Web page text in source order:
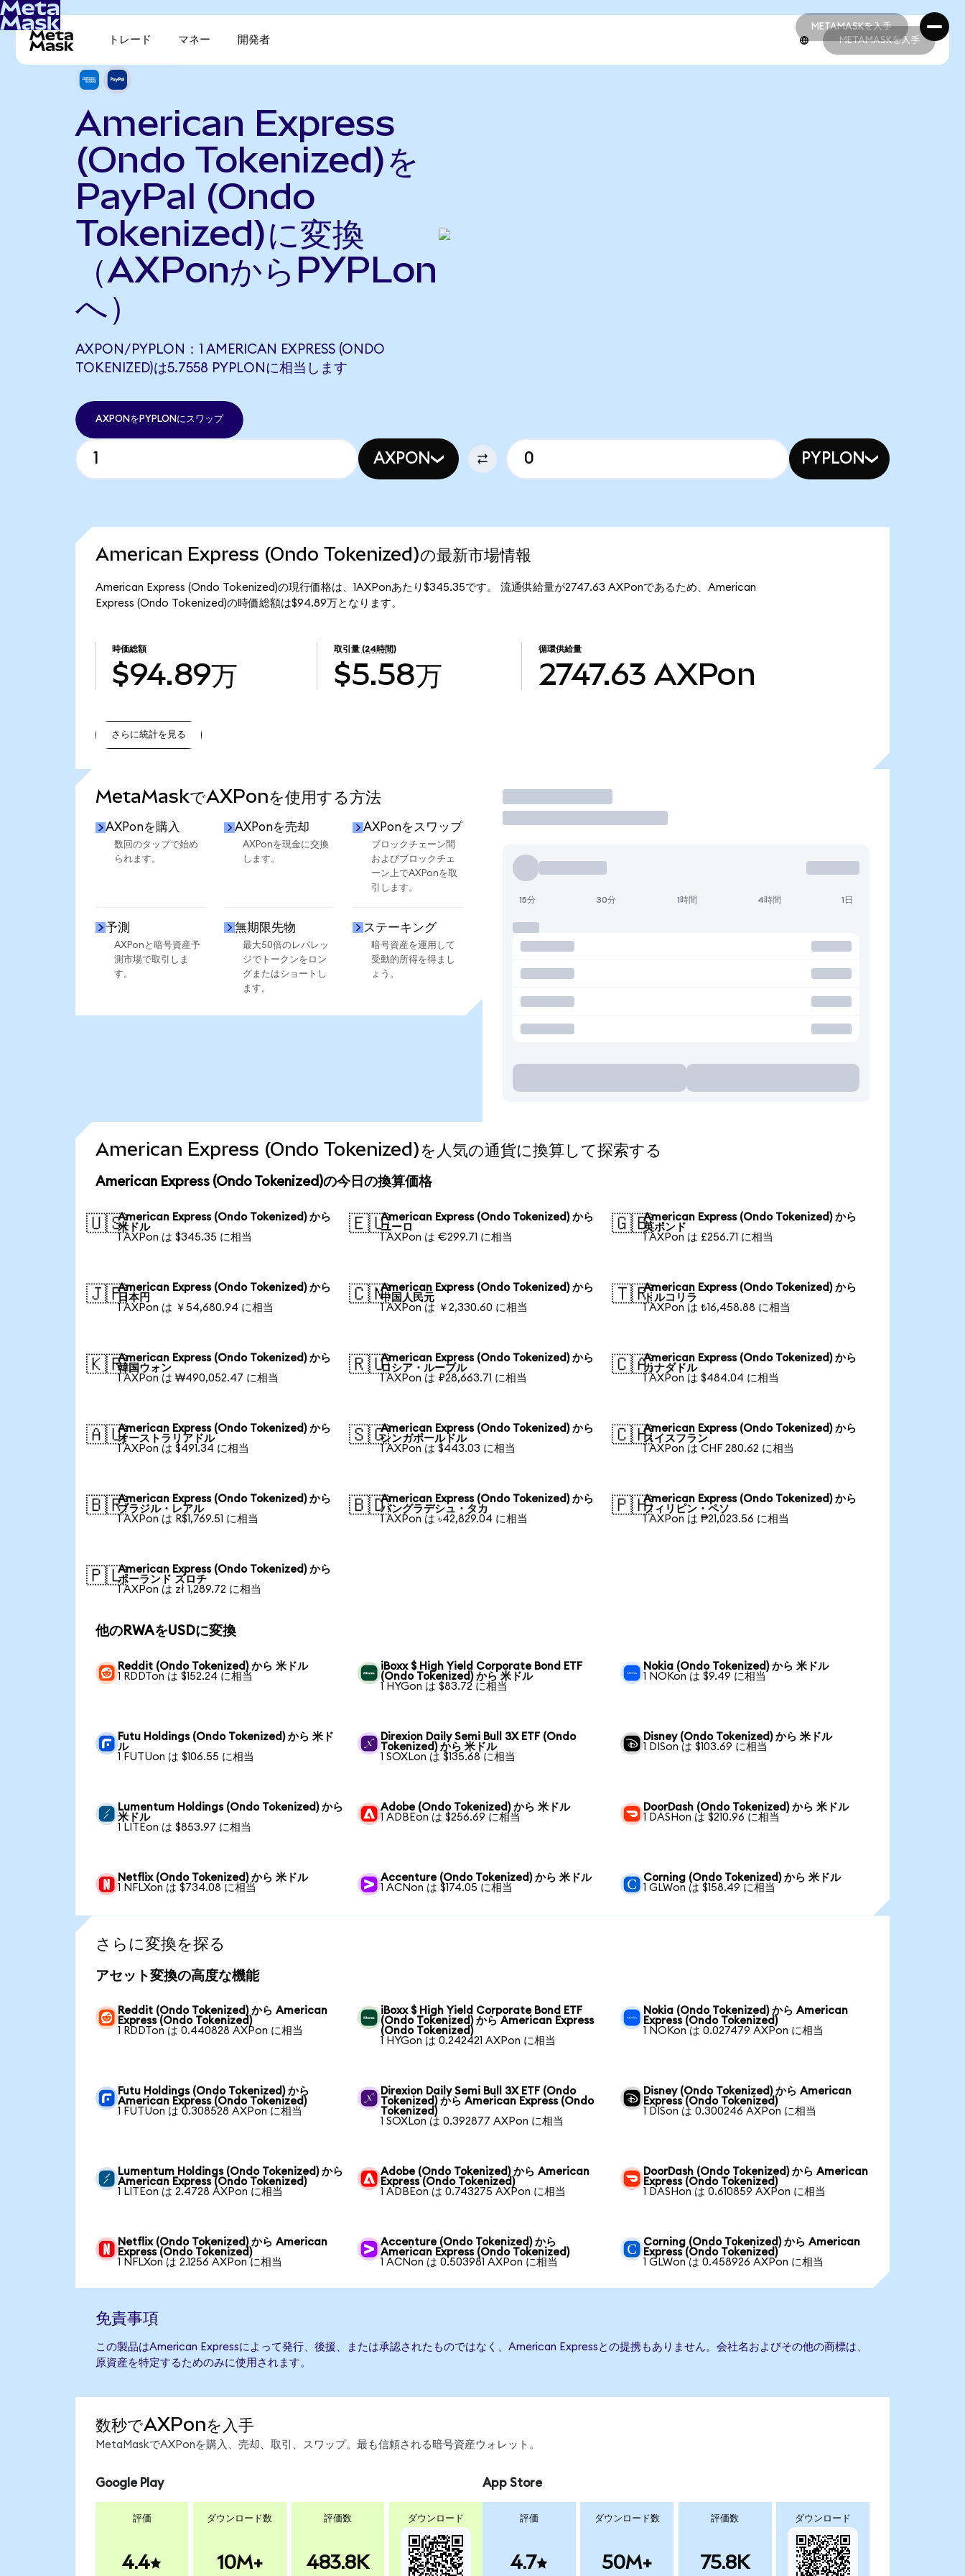
METAMASKを入手
METAMASKを入手
トレード マネー 開発者 METAMASKを入手
American Express
(Ondo Tokenized)を
PayPal (Ondo
Tokenized)に変換
（AXPonからPYPLon
へ）
AXPON/PYPLON：1 AMERICAN EXPRESS (ONDO
TOKENIZED)は5.7558 PYPLONに相当します
AXPONをPYPLONにスワップ
AXPON PYPLON
American Express (Ondo Tokenized)の最新市場情報
American Express (Ondo Tokenized)の現行価格は、1AXPonあたり$345.35です。 流通供給量が2747.63 AXPonであるため、American
Express (Ondo Tokenized)の時価総額は$94.89万となります。
時価総額
$94.89万
取引量 (24時間)
$5.58万
循環供給量
2747.63 AXPon
さらに統計を見る
MetaMaskでAXPonを使用する方法
AXPonを購入
数回のタップで始め
られます。
AXPonを売却
AXPonを現金に交換
します。
AXPonをスワップ
ブロックチェーン間
およびブロックチェ
ーン上でAXPonを取
引します。
予測
AXPonと暗号資産予
測市場で取引しま
す。
無期限先物
最大50倍のレバレッ
ジでトークンをロン
グまたはショートし
ます。
ステーキング
暗号資産を運用して
受動的所得を得まし
ょう。
取引
15分 30分 1時間 4時間 1日
American Express (Ondo Tokenized)を人気の通貨に換算して探索する
American Express (Ondo Tokenized)の今日の換算価格
🇺🇸American Express (Ondo Tokenized) から
米ドル
1 AXPon は $345.35 に相当
🇪🇺American Express (Ondo Tokenized) から
ユーロ
1 AXPon は €299.71 に相当
🇬🇧American Express (Ondo Tokenized) から
英ポンド
1 AXPon は £256.71 に相当
🇯🇵American Express (Ondo Tokenized) から
日本円
1 AXPon は ￥54,680.94 に相当
🇨🇳American Express (Ondo Tokenized) から
中国人民元
1 AXPon は ￥2,330.60 に相当
🇹🇷American Express (Ondo Tokenized) から
トルコリラ
1 AXPon は ₺16,458.88 に相当
🇰🇷American Express (Ondo Tokenized) から
韓国ウォン
1 AXPon は ₩490,052.47 に相当
🇷🇺American Express (Ondo Tokenized) から
ロシア・ルーブル
1 AXPon は ₽28,663.71 に相当
🇨🇦American Express (Ondo Tokenized) から
カナダドル
1 AXPon は $484.04 に相当
🇦🇺American Express (Ondo Tokenized) から
オーストラリアドル
1 AXPon は $491.34 に相当
🇸🇬American Express (Ondo Tokenized) から
シンガポールドル
1 AXPon は $443.03 に相当
🇨🇭American Express (Ondo Tokenized) から
スイスフラン
1 AXPon は CHF 280.62 に相当
🇧🇷American Express (Ondo Tokenized) から
ブラジル・レアル
1 AXPon は R$1,769.51 に相当
🇧🇩American Express (Ondo Tokenized) から
バングラデシュ・タカ
1 AXPon は ৳42,829.04 に相当
🇵🇭American Express (Ondo Tokenized) から
フィリピン・ペソ
1 AXPon は ₱21,023.56 に相当
🇵🇱American Express (Ondo Tokenized) から
ポーランド ズロチ
1 AXPon は zł 1,289.72 に相当
他のRWAをUSDに変換
Reddit (Ondo Tokenized) から 米ドル
1 RDDTon は $152.24 に相当
iBoxx $ High Yield Corporate Bond ETF
(Ondo Tokenized) から 米ドル
1 HYGon は $83.72 に相当
Nokia (Ondo Tokenized) から 米ドル
1 NOKon は $9.49 に相当
Futu Holdings (Ondo Tokenized) から 米ド
ル
1 FUTUon は $106.55 に相当
Direxion Daily Semi Bull 3X ETF (Ondo
Tokenized) から 米ドル
1 SOXLon は $135.68 に相当
Disney (Ondo Tokenized) から 米ドル
1 DISon は $103.69 に相当
Lumentum Holdings (Ondo Tokenized) から
米ドル
1 LITEon は $853.97 に相当
Adobe (Ondo Tokenized) から 米ドル
1 ADBEon は $256.69 に相当
DoorDash (Ondo Tokenized) から 米ドル
1 DASHon は $210.96 に相当
Netflix (Ondo Tokenized) から 米ドル
1 NFLXon は $734.08 に相当
Accenture (Ondo Tokenized) から 米ドル
1 ACNon は $174.05 に相当
Corning (Ondo Tokenized) から 米ドル
1 GLWon は $158.49 に相当
さらに変換を探る
アセット変換の高度な機能
Reddit (Ondo Tokenized) から American
Express (Ondo Tokenized)
1 RDDTon は 0.440828 AXPon に相当
iBoxx $ High Yield Corporate Bond ETF
(Ondo Tokenized) から American Express
(Ondo Tokenized)
1 HYGon は 0.242421 AXPon に相当
Nokia (Ondo Tokenized) から American
Express (Ondo Tokenized)
1 NOKon は 0.027479 AXPon に相当
Futu Holdings (Ondo Tokenized) から
American Express (Ondo Tokenized)
1 FUTUon は 0.308528 AXPon に相当
Direxion Daily Semi Bull 3X ETF (Ondo
Tokenized) から American Express (Ondo
Tokenized)
1 SOXLon は 0.392877 AXPon に相当
Disney (Ondo Tokenized) から American
Express (Ondo Tokenized)
1 DISon は 0.300246 AXPon に相当
Lumentum Holdings (Ondo Tokenized) から
American Express (Ondo Tokenized)
1 LITEon は 2.4728 AXPon に相当
Adobe (Ondo Tokenized) から American
Express (Ondo Tokenized)
1 ADBEon は 0.743275 AXPon に相当
DoorDash (Ondo Tokenized) から American
Express (Ondo Tokenized)
1 DASHon は 0.610859 AXPon に相当
Netflix (Ondo Tokenized) から American
Express (Ondo Tokenized)
1 NFLXon は 2.1256 AXPon に相当
Accenture (Ondo Tokenized) から
American Express (Ondo Tokenized)
1 ACNon は 0.503981 AXPon に相当
Corning (Ondo Tokenized) から American
Express (Ondo Tokenized)
1 GLWon は 0.458926 AXPon に相当
免責事項
この製品はAmerican Expressによって発行、後援、または承認されたものではなく、American Expressとの提携もありません。会社名およびその他の商標は、
原資産を特定するためのみに使用されます。
数秒でAXPonを入手
MetaMaskでAXPonを購入、売却、取引、スワップ。最も信頼される暗号資産ウォレット。
Google Play
評価
4.4
ダウンロード数
10M+
評価数
483.8K
ダウンロード
App Store
評価
4.7
ダウンロード数
50M+
評価数
75.8K
ダウンロード